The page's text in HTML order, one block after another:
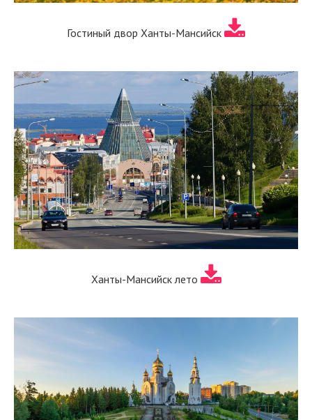
Гостиный двор Ханты-Мансийск
Ханты-Мансийск лето